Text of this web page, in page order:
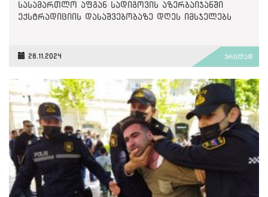
სასამართლო აფგან სადიგოვის აზერბაიჯანში
ექსტრადიციის დასაშვებობაზე დღეს იმსჯელებს
28.11.2024 ვრცლად